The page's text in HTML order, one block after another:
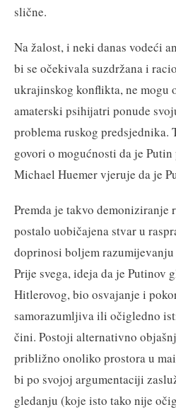
slične.
Na žalost, i neki danas vodeći
bi se očekivala suzdržana i
ukrajinskog konflikta, ne mogu
amaterski psihijatri ponude
problema ruskog predsjednika.
govori o mogućnosti da je
Michael Huemer vjeruje da je
Premda je takvo demoniziranje
postalo uobičajena stvar u
doprinosi boljem razumijevanju
Prije svega, ideja da je Putinov
Hitlerovog, bio osvajanje i
samorazumljiva ili očigledno
čini. Postoji alternativno
približno onoliko prostora u
bi po svojoj argumentaciji
gledanju (koje isto tako nije